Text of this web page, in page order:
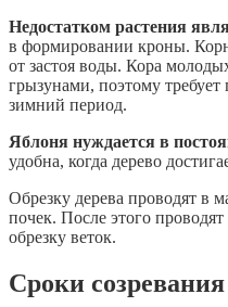
Недостатком растения
в формировании кроны.
от застоя воды. Кора
грызунами, поэтому
зимний период.
Яблоня нуждается в
удобна, когда дерево
Обрезку дерева проводят в
почек. После этого
обрезку веток.
Сроки